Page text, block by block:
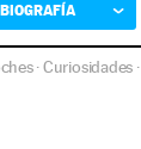
·Curiosidades ·